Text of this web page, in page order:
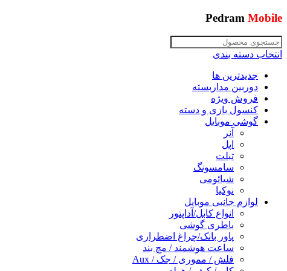
Pedram Mobile
انتخاب دسته بندی
جدیدترین ها
دوربین مداربسته
فروش ویژه
کنسول بازی و دسته
گوشی موبایل
آنر
اپل
تبلت
سامسونگ
شیائومی
نوکیا
لوازم جانبی موبایل
انواع کابل/آداپتور
باطری گوشی
پاور بانک/چراغ اضطراری
ساعت هوشمند / مچ بند
فلش / مموری / جک / Aux